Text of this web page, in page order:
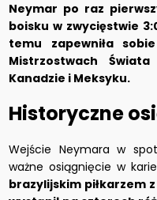
Neymar po raz
boisku w zwycięstwie
temu zapewniła
Mistrzostwach
Kanadzie i Meksyku.
Historyczne
Wejście Neymara w
ważne osiągnięcie w
brazylijskim piłkarzem